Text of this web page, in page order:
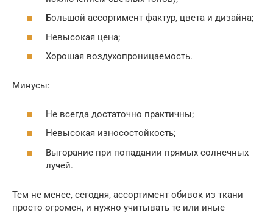
Большой ассортимент фактур, цвета и дизайна;
Невысокая цена;
Хорошая воздухопроницаемость.
Минусы:
Не всегда достаточно практичны;
Невысокая износостойкость;
Выгорание при попадании прямых солнечных
лучей.
Тем не менее, сегодня, ассортимент обивок из ткани
просто огромен, и нужно учитывать те или иные